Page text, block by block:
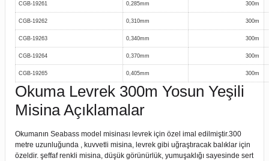
CGB-19261 0,285mm 300m
CGB-19262 0,310mm 300m
CGB-19263 0,340mm 300m
CGB-19264 0,370mm 300m
CGB-19265 0,405mm 300m
Okuma Levrek 300m Yosun Yeşili
Misina Açıklamalar
Okumanın Seabass model misinası levrek için özel imal edilmiştir.300
metre uzunluğunda , kuvvetli misina, levrek gibi uğraştıracak balıklar için
özeldir. şeffaf renkli misina, düşük görünürlük, yumuşaklığı sayesinde sert